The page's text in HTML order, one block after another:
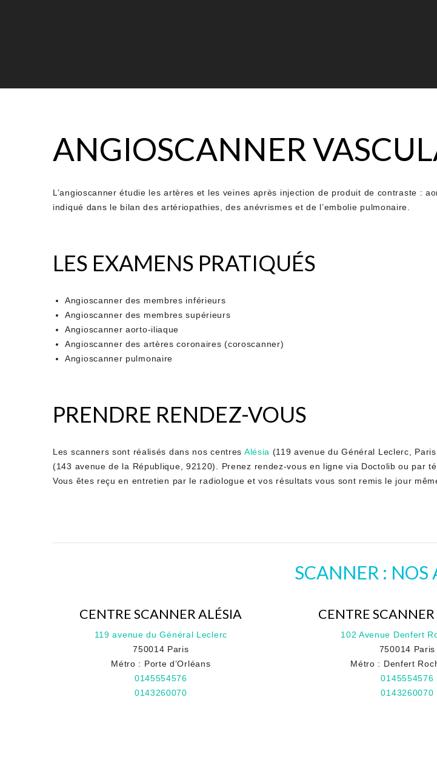
ANGIOSCANNER
L’angioscanner étudie les artères et les veines après injection de produit de contraste :
indiqué dans le bilan des artériopathies, des anévrismes et de l’embolie pulmonaire.
LES EXAMENS PRATIQUÉS
Angioscanner des membres inférieurs
Angioscanner des membres supérieurs
Angioscanner aorto-iliaque
Angioscanner des artères coronaires (coroscanner)
Angioscanner pulmonaire
PRENDRE RENDEZ-VOUS
Les scanners sont réalisés dans nos centres Alésia (119 avenue du Général Leclerc, Paris
(143 avenue de la République, 92120). Prenez rendez-vous en ligne via Doctolib ou par
Vous êtes reçu en entretien par le radiologue et vos résultats vous sont remis le jour
SCANNER : NOS
CENTRE SCANNER ALÉSIA
119 avenue du Général Leclerc
750014 Paris
Métro : Porte d’Orléans
0145554576
0143260070
CENTRE
102 Avenue Denfert
750014 Paris
Métro : Denfert
0145554576
0143260070